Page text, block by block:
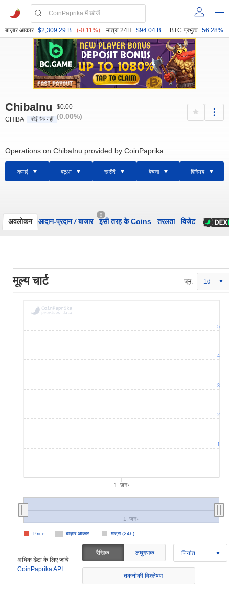
बाज़ार आकार: $2,309.29 B (-0.11%) मात्रा 24H: $94.04 B BTC प्रभुत्व: 56.28%
ChibaInu
CHIBA कोई रैंक नहीं
$0.00
(0.00%)
Operations on ChibaInu provided by CoinPaprika
कमाएं बटुआ खरीदें बेचना विनिमय
अवलोकन आदान-प्रदान/बाजार
0
इसी तरह के Coins तरलता विजेट
मूल्य चार्ट ज़ूम: 1d
1. जन॰
बाज़ार आकार मात्रा (24h)
Price
1. जन॰
1
2
3
4
5
अधिक डेटा के लिए जांचें
CoinPaprika API
रैखिक लघुगणक निर्यात
तकनीकी विश्लेषण